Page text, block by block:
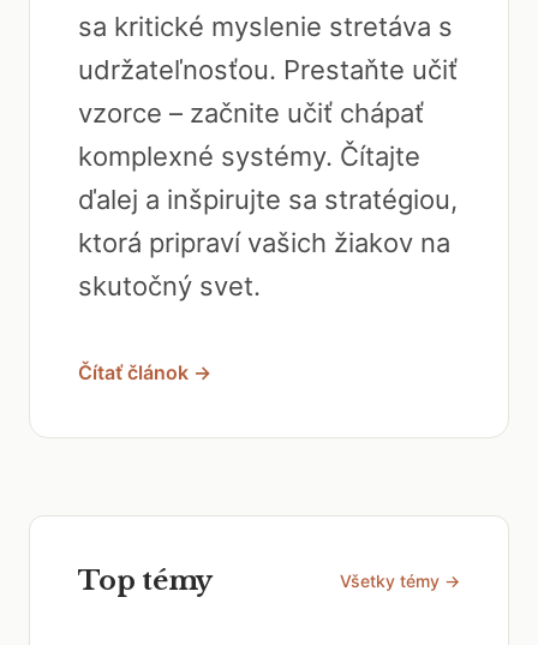
sa kritické myslenie stretáva s
udržateľnosťou. Prestaňte učiť
vzorce – začnite učiť chápať
komplexné systémy. Čítajte
ďalej a inšpirujte sa stratégiou,
ktorá pripraví vašich žiakov na
skutočný svet.
Čítať článok →
Top témy Všetky témy →